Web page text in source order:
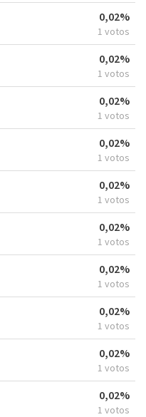
0,02%
1 votos
0,02%
1 votos
0,02%
1 votos
0,02%
1 votos
0,02%
1 votos
0,02%
1 votos
0,02%
1 votos
0,02%
1 votos
0,02%
1 votos
0,02%
1 votos